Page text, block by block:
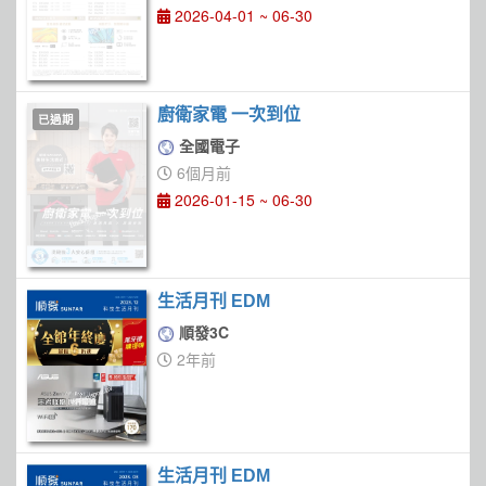
2026-04-01 ~ 06-30
已過期 廚衛家電 一次到位
全國電子
6個月前
2026-01-15 ~ 06-30
生活月刊 EDM
順發3C
2年前
生活月刊 EDM